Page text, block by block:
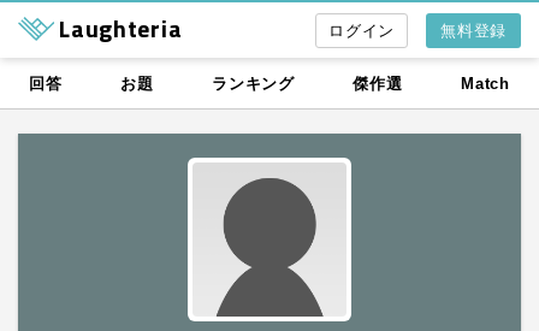
Laughteria 無料登録
回答 お題 ランキング 傑作選 Match